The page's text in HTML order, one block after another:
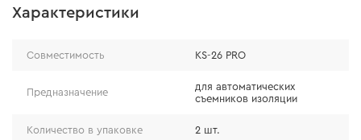
Характеристики
Совместимость KS-26 PRO
Предназначение
для автоматических
съемников изоляции
Количество в упаковке 2 шт.